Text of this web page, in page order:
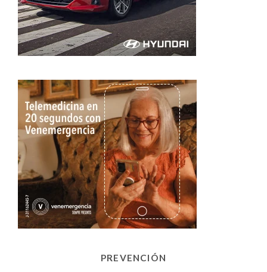
PREVENCIÓN